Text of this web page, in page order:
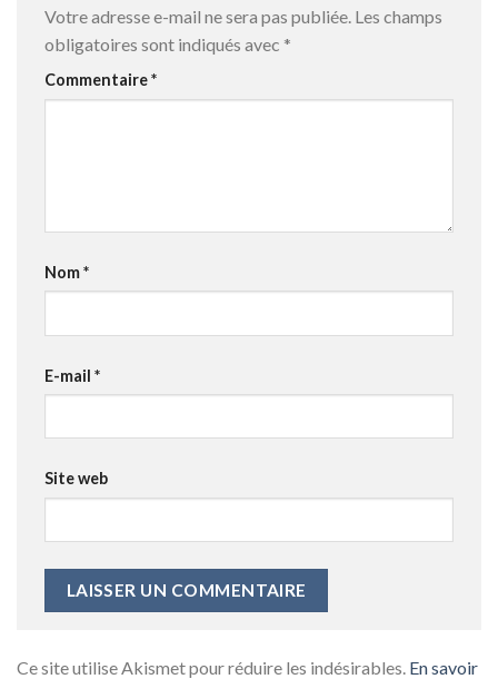
Votre adresse e-mail ne sera pas publiée. Les champs
obligatoires sont indiqués avec *
Commentaire*
Nom*
E-mail *
Site web
Ce site utilise Akismet pour réduire les indésirables. En savoir